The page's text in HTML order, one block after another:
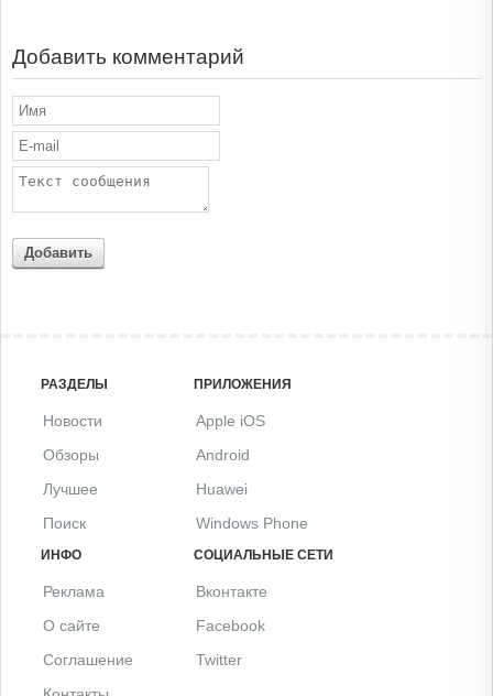
Добавить комментарий
Добавить
РАЗДЕЛЫ
Новости
Обзоры
Лучшее
Поиск
ПРИЛОЖЕНИЯ
Apple iOS
Android
Huawei
Windows Phone
ИНФО
Реклама
О сайте
Соглашение
СОЦИАЛЬНЫЕ СЕТИ
Вконтакте
Facebook
Twitter